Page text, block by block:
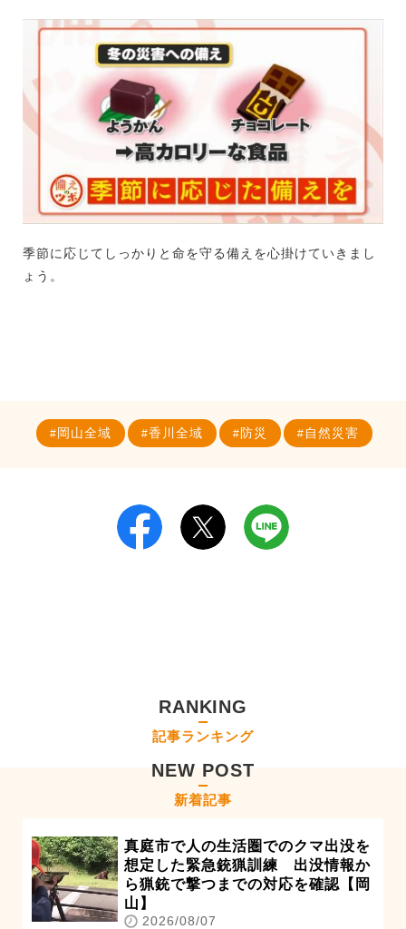
季節に応じてしっかりと命を守る備えを心掛けていきまし
ょう。
岡山全域 香川全域 防災 自然災害
RANKING
記事ランキング
NEW POST
新着記事
真庭市で人の生活圏でのクマ出没を
想定した緊急銃猟訓練 出没情報か
ら猟銃で撃つまでの対応を確認【岡
山】
2026/08/07